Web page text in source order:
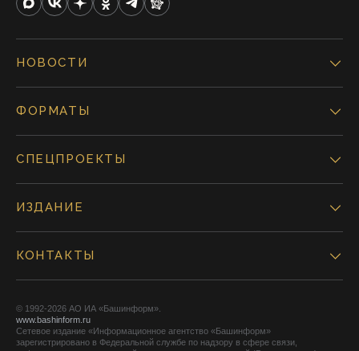
НОВОСТИ
ФОРМАТЫ
СПЕЦПРОЕКТЫ
ИЗДАНИЕ
КОНТАКТЫ
© 1992-2026 АО ИА «Башинформ».
www.bashinform.ru
Сетевое издание «Информационное агентство «Башинформ»
зарегистрировано в Федеральной службе по надзору в сфере связи,